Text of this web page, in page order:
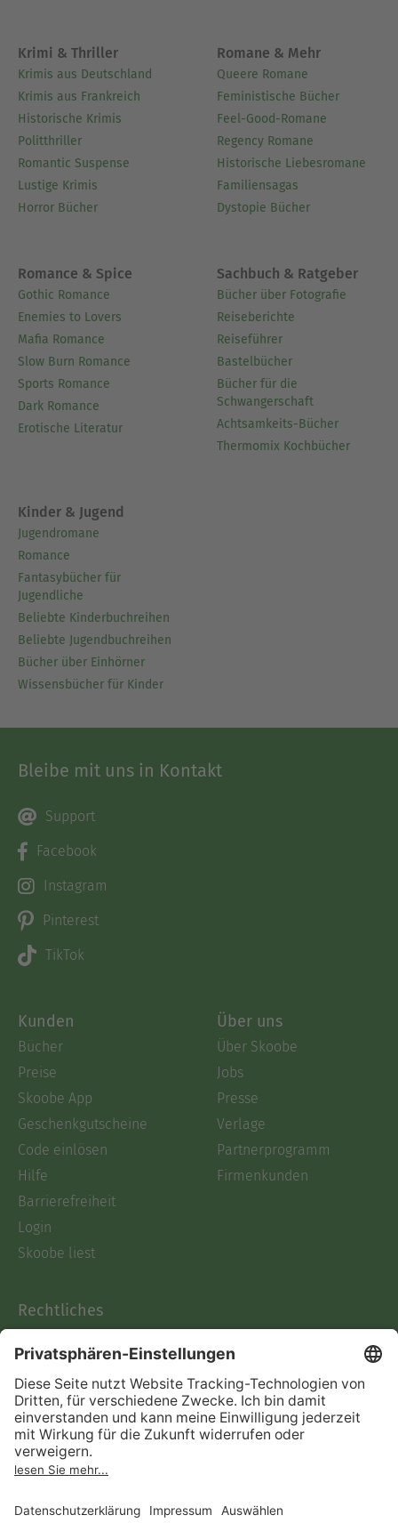
Krimi & Thriller
Krimis aus Deutschland
Krimis aus Frankreich
Historische Krimis
Politthriller
Romantic Suspense
Lustige Krimis
Horror Bücher
Romane & Mehr
Queere Romane
Feministische Bücher
Feel-Good-Romane
Regency Romane
Historische Liebesromane
Familiensagas
Dystopie Bücher
Romance & Spice
Gothic Romance
Enemies to Lovers
Mafia Romance
Slow Burn Romance
Sports Romance
Dark Romance
Erotische Literatur
Sachbuch & Ratgeber
Bücher über Fotografie
Reiseberichte
Reiseführer
Bastelbücher
Bücher für die
Schwangerschaft
Achtsamkeits-Bücher
Thermomix Kochbücher
Kinder & Jugend
Jugendromane
Romance
Fantasybücher für
Jugendliche
Beliebte Kinderbuchreihen
Beliebte Jugendbuchreihen
Bücher über Einhörner
Wissensbücher für Kinder
Bleibe mit uns in Kontakt
Support
Facebook
Instagram
Pinterest
TikTok
Kunden
Bücher
Preise
Skoobe App
Geschenkgutscheine
Code einlösen
Hilfe
Barrierefreiheit
Login
Skoobe liest
Über uns
Über Skoobe
Jobs
Presse
Verlage
Partnerprogramm
Firmenkunden
Rechtliches
AGB
Informationen nach Data
Act
Verträge hier kündigen
Impressum